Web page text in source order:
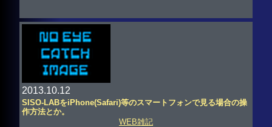
2013.10.12
SISO-LABをiPhone(Safari)等のスマートフォンで見る場合の操
作方法とか。
WEB雑記